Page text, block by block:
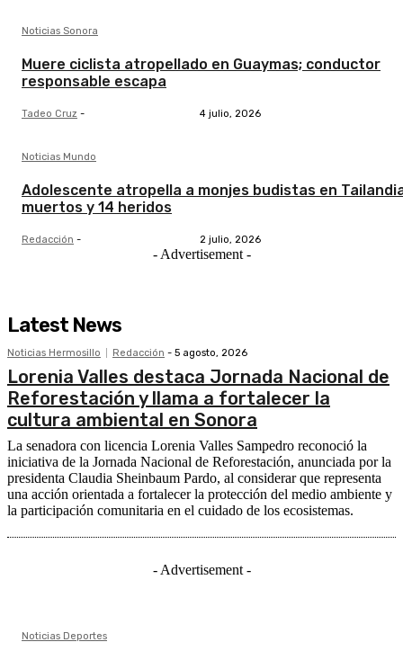
Noticias Sonora
Muere ciclista atropellado en Guaymas; conductor
responsable escapa
Tadeo Cruz - 4 julio, 2026
Noticias Mundo
Adolescente atropella a monjes budistas en
muertos y 14 heridos
Redacción - 2 julio, 2026
- Advertisement -
Latest News
Noticias Hermosillo Redacción - 5 agosto, 2026
Lorenia Valles destaca Jornada Nacional de
Reforestación y llama a fortalecer la
cultura ambiental en Sonora
La senadora con licencia Lorenia Valles Sampedro reconoció la
iniciativa de la Jornada Nacional de Reforestación, anunciada por la
presidenta Claudia Sheinbaum Pardo, al considerar que representa
una acción orientada a fortalecer la protección del medio ambiente y
la participación comunitaria en el cuidado de los ecosistemas.
- Advertisement -
Noticias Deportes